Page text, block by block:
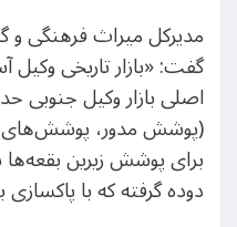
مدیرکل میراث فرهنگی
گفت: «بازار تاریخی
اصلی بازار وکیل جنوبی
(پوشش مدور، پوشش‌های
برای پوشش زیرین
دوده گرفته که با